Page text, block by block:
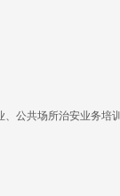
公共场所治安业务培训